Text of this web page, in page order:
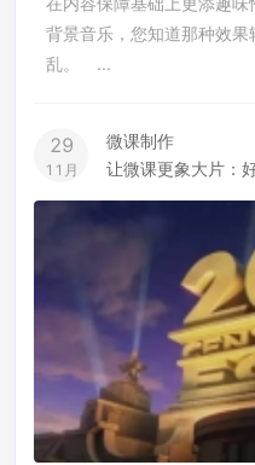
背景音乐，您知道那种效
乱。 ...
29
11月
微课制作
让微课更象大片：